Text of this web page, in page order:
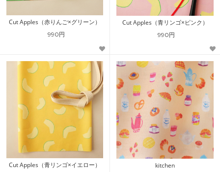
Cut Apples（赤りんご×グリーン）
990円
Cut Apples（青リンゴ×ピンク）
990円
Cut Apples（青リンゴ×イエロー） kitchen